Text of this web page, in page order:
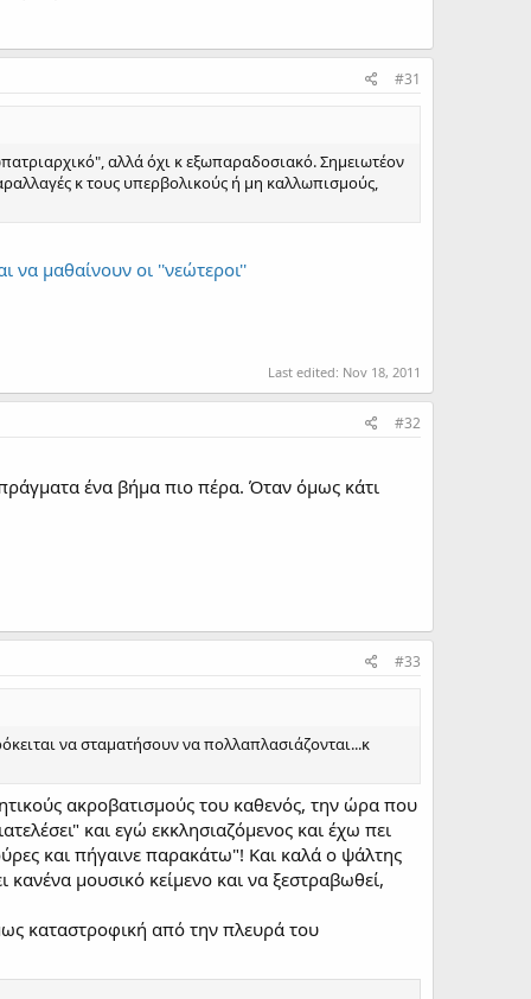
#31
αλλά όχι κ εξωπαραδοσιακό. Σημειωτέον
κ τους υπερβολικούς ή μη καλλωπισμούς,
να μαθαίνουν οι ''νεώτεροι''
Last edited: Nov 18, 2011
#32
ένα βήμα πιο πέρα. Όταν όμως κάτι
#33
να σταματήσουν να πολλαπλασιάζονται...κ
ακροβατισμούς του καθενός, την ώρα που
και εγώ εκκλησιαζόμενος και έχω πει
και πήγαινε παρακάτω"! Και καλά ο ψάλτης
κανένα μουσικό κείμενο και να ξεστραβωθεί,
καταστροφική από την πλευρά του